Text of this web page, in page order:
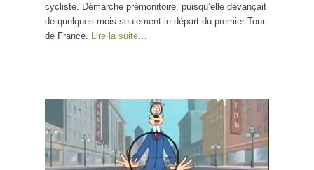
cycliste. Démarche prémonitoire, puisqu’elle devançait
de quelques mois seulement le départ du premier Tour
de France. Lire la suite…